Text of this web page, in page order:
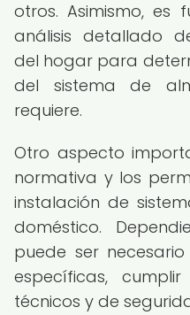
otros. Asimismo, es
análisis detallado
del hogar para
del sistema de
requiere.
Otro aspecto
normativa y los
instalación de
doméstico.
puede ser
específicas,
técnicos y de